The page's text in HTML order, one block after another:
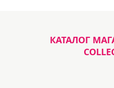
КАТАЛОГ